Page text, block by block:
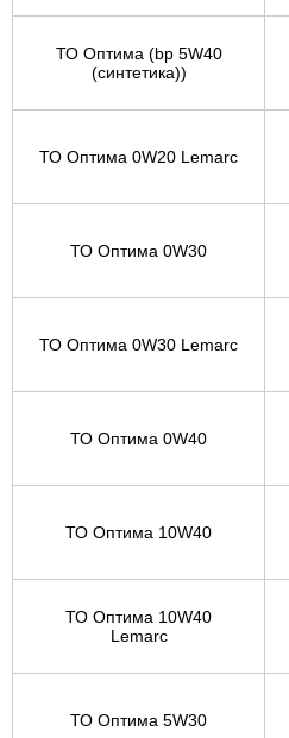
ТО Оптима (bp 5W40
(синтетика))
ТО Оптима 0W20 Lemarc
ТО Оптима 0W30
ТО Оптима 0W30 Lemarc
ТО Оптима 0W40
ТО Оптима 10W40
ТО Оптима 10W40
Lemarc
ТО Оптима 5W30